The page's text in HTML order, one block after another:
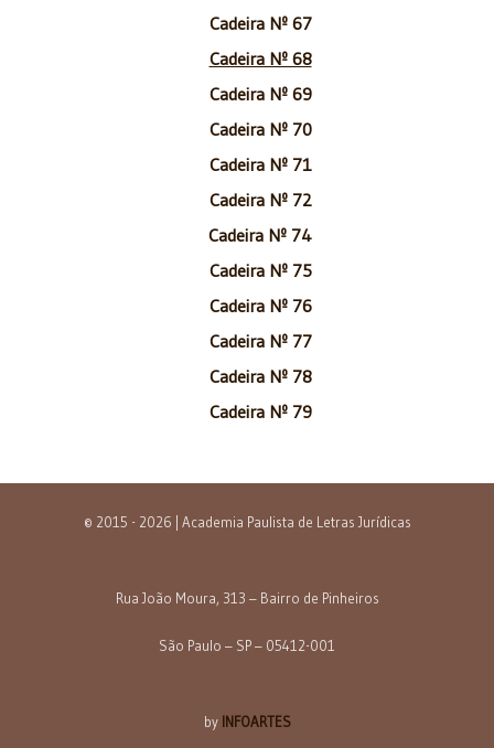
Cadeira Nº 67
Cadeira Nº 68
Cadeira Nº 69
Cadeira Nº 70
Cadeira Nº 71
Cadeira Nº 72
Cadeira Nº 74
Cadeira Nº 75
Cadeira Nº 76
Cadeira Nº 77
Cadeira Nº 78
Cadeira Nº 79
© 2015 - 2026 | Academia Paulista de Letras Jurídicas
Rua João Moura, 313 – Bairro de Pinheiros
São Paulo – SP – 05412-001
by INFOARTES